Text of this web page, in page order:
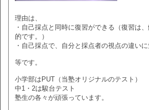
理由は、
・自己採点と同時に復習ができる（復習は
的です。）
・自己採点で、自分と採点者の視点の違い
等です。
小学部はPUT（当塾オリジナルのテスト）
中1・2は駿台テスト
塾生の各々が頑張っています。